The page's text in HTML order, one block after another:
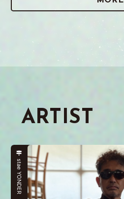
ARTIST
stae YONDER